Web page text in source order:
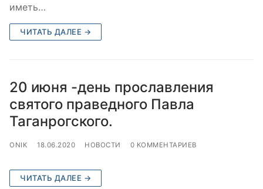
иметь…
ЧИТАТЬ ДАЛЕЕ →
20 июня -день прославления
святого праведного Павла
Таганрогского.
ONIK 18.06.2020 НОВОСТИ 0 КОММЕНТАРИЕВ
ЧИТАТЬ ДАЛЕЕ →